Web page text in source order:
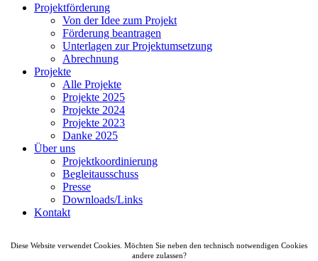
Projektförderung
Von der Idee zum Projekt
Förderung beantragen
Unterlagen zur Projektumsetzung
Abrechnung
Projekte
Alle Projekte
Projekte 2025
Projekte 2024
Projekte 2023
Danke 2025
Über uns
Projektkoordinierung
Begleitausschuss
Presse
Downloads/Links
Kontakt
Diese Website verwendet Cookies. Möchten Sie neben den technisch notwendigen Cookies
andere zulassen?